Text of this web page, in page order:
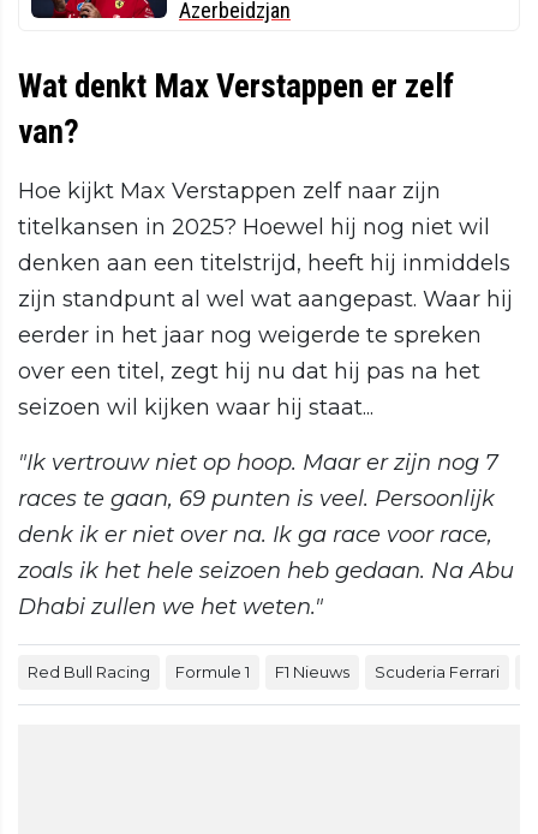
Azerbeidzjan
Wat denkt Max Verstappen er zelf
van?
Hoe kijkt Max Verstappen zelf naar zijn
titelkansen in 2025? Hoewel hij nog niet wil
denken aan een titelstrijd, heeft hij inmiddels
zijn standpunt al wel wat aangepast. Waar hij
eerder in het jaar nog weigerde te spreken
over een titel, zegt hij nu dat hij pas na het
seizoen wil kijken waar hij staat...
"Ik vertrouw niet op hoop. Maar er zijn nog 7
races te gaan, 69 punten is veel. Persoonlijk
denk ik er niet over na. Ik ga race voor race,
zoals ik het hele seizoen heb gedaan. Na Abu
Dhabi zullen we het weten."
Red Bull Racing Formule 1 F1 Nieuws Scuderia Ferrari